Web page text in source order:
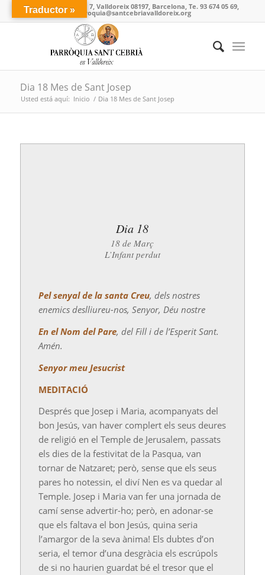
Carrer de l'Església 7, Valldoreix 08197, Barcelona, Te. 93 674 05 69,
parroquia@santcebriavalldoreix.org
Dia 18 Mes de Sant Josep
Usted está aquí: Inicio / Dia 18 Mes de Sant Josep
Dia 18
18 de Març
L’Infant perdut
Pel senyal de la santa Creu, dels nostres
enemics deslliureu-nos, Senyor, Déu nostre
En el Nom del Pare, del Fill i de l’Esperit Sant.
Amén.
Senyor meu Jesucrist
MEDITACIÓ
Després que Josep i Maria, acompanyats del
bon Jesús, van haver complert els seus deures
de religió en el Temple de Jerusalem, passats
els dies de la festivitat de la Pasqua, van
tornar de Natzaret; però, sense que els seus
pares ho notessin, el diví Nen es va quedar al
Temple. Josep i Maria van fer una jornada de
camí sense advertir-ho; però, en adonar-se
que els faltava el bon Jesús, quina seria
l’amargor de la seva ànima! Els dubtes d’on
seria, el temor d’una desgràcia els escrúpols
de si no haurien guardat bé el tresor que el
Traductor »